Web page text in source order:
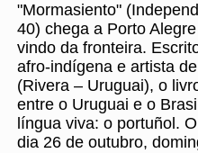
"Mormasiento"
40) chega a Porto
vindo da fronteira.
afro-indígena e artista
(Rivera – Uruguai), o
entre o Uruguai e o
língua viva: o portuñol.
dia 26 de outubro,